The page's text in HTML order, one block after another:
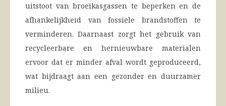
uitstoot van broeikasgassen te beperken en de
afhankelijkheid van fossiele brandstoffen te
verminderen. Daarnaast zorgt het gebruik van
recycleerbare en hernieuwbare materialen
ervoor dat er minder afval wordt geproduceerd,
wat bijdraagt aan een gezonder en duurzamer
milieu.